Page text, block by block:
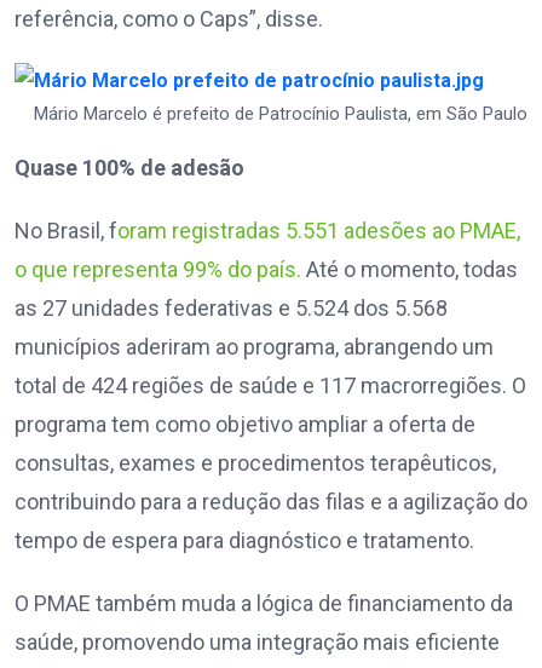
referência, como o Caps”, disse.
Mário Marcelo é prefeito de Patrocínio Paulista, em São Paulo
Quase 100% de adesão
No Brasil, foram registradas 5.551 adesões ao PMAE,
o que representa 99% do país. Até o momento, todas
as 27 unidades federativas e 5.524 dos 5.568
municípios aderiram ao programa, abrangendo um
total de 424 regiões de saúde e 117 macrorregiões. O
programa tem como objetivo ampliar a oferta de
consultas, exames e procedimentos terapêuticos,
contribuindo para a redução das filas e a agilização do
tempo de espera para diagnóstico e tratamento.
O PMAE também muda a lógica de financiamento da
saúde, promovendo uma integração mais eficiente